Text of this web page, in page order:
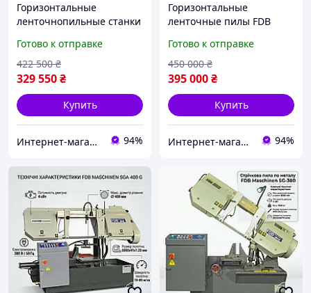
Горизонтальные
ленточнопильные станки
кВт
Готово к отправке
329 550₴
422 500 ₴
Купить
Интернет-магазин BoomMarket 94%
Горизонтальные
ленточные пилы FDB
скорости
Готово к отправке
395 000₴
450 000 ₴
Купить
Интернет-магазин BoomMarket 94%